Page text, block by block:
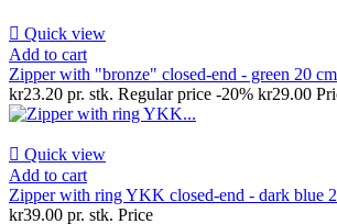
 Quick view
Add to cart
Zipper with "bronze" closed-end - green 20 cm
kr23.20 pr. stk. Regular price -20% kr29.00
 Quick view
Add to cart
Zipper with ring YKK closed-end - dark blue
kr39.00 pr. stk. Price